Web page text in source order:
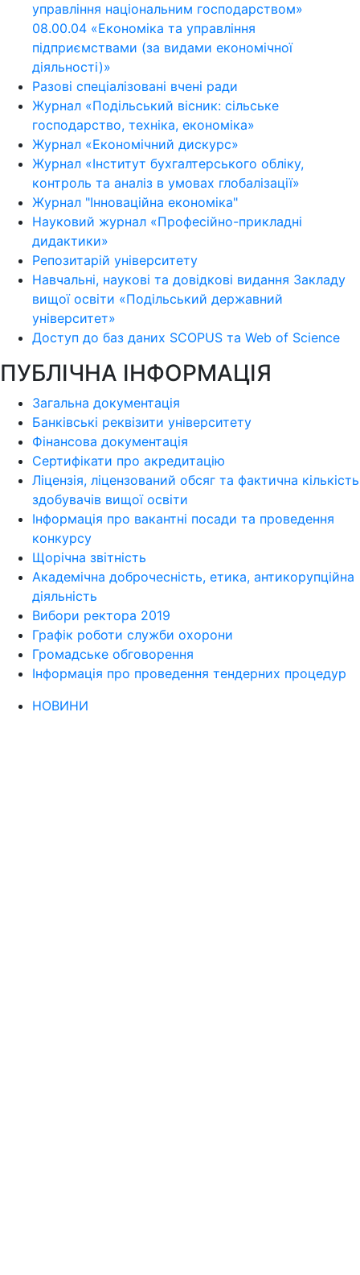
управління національним господарством»
08.00.04 «Економіка та управління
підприємствами (за видами економічної
діяльності)»
Разові спеціалізовані вчені ради
Журнал «Подільський вісник: сільське
господарство, техніка, економіка»
Журнал «Економічний дискурс»
Журнал «Інститут бухгалтерського обліку,
контроль та аналіз в умовах глобалізації»
Журнал "Інноваційна економіка"
Науковий журнал «Професійно-прикладні
дидактики»
Репозитарій університету
Навчальні, наукові та довідкові видання Закладу
вищої освіти «Подільський державний
університет»
Доступ до баз даних SCOPUS та Web of Science
ПУБЛІЧНА ІНФОРМАЦІЯ
Загальна документація
Банківські реквізити університету
Фінансова документація
Сертифікати про акредитацію
Ліцензія, ліцензований обсяг та фактична кількість
здобувачів вищої освіти
Інформація про вакантні посади та проведення
конкурсу
Щорічна звітність
Академічна доброчесність, етика, антикорупційна
діяльність
Вибори ректора 2019
Графік роботи служби охорони
Громадське обговорення
Інформація про проведення тендерних процедур
НОВИНИ